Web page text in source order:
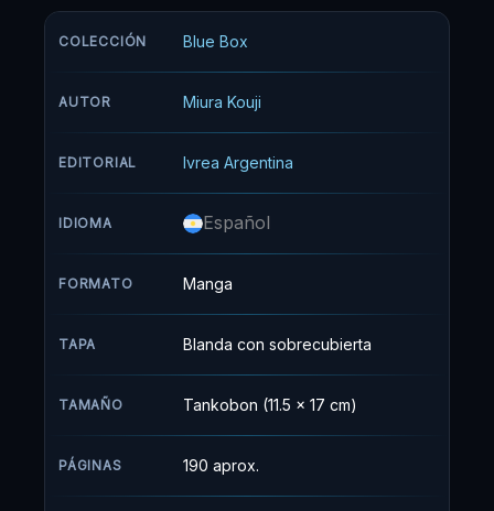
un giro brusco... ¡Y así comienza esta nueva
serie de amor, deportes y juventud!
COLECCIÓN Blue Box
AUTOR Miura Kouji
EDITORIAL Ivrea Argentina
IDIOMA Español
FORMATO Manga
TAPA Blanda con sobrecubierta
TAMAÑO Tankobon (11.5 x 17 cm)
PÁGINAS 190 aprox.